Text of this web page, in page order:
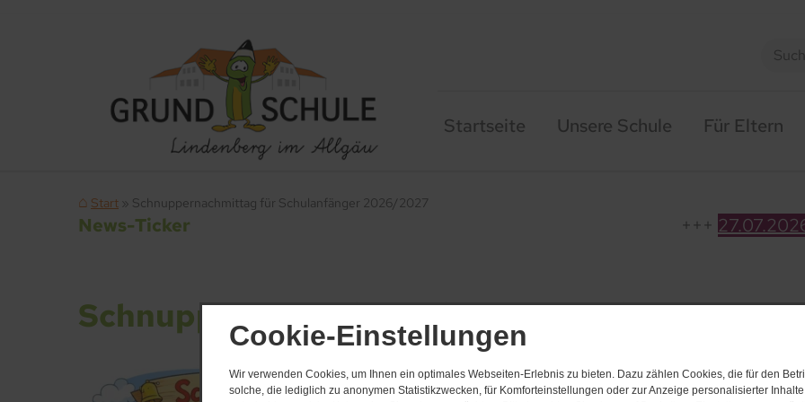
Cookie-Einstellungen
Wir verwenden Cookies, um Ihnen ein optimales Webseiten-Erlebnis zu bieten. Dazu zählen Cookies, die für den
solche, die lediglich zu anonymen Statistikzwecken, für Komforteinstellungen oder zur Anzeige personalisierter
Startseite Unsere Schule Für Eltern
Start Schnuppernachmittag für Schulanfänger 2026/2027
News-Ticker 27.​07.​2026
Schnuppernachmittag für Schulanfänger